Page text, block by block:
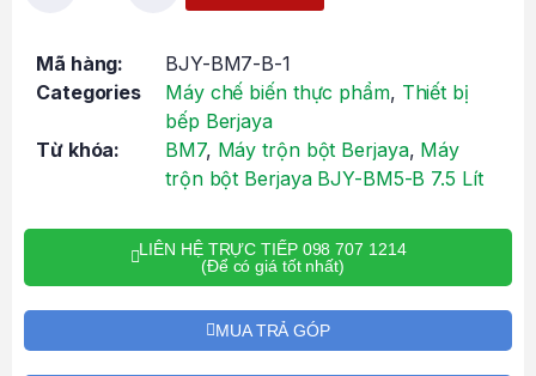
Mã hàng:
BJY-BM7-B-1
Categories
Máy chế biến thực phẩm, Thiết bị
bếp Berjaya
Từ khóa:
BM7, Máy trộn bột Berjaya, Máy
trộn bột Berjaya BJY-BM5-B 7.5 Lít
LIÊN HỆ TRỰC TIẾP 098 707 1214
(Để có giá tốt nhất)
MUA TRẢ GÓP